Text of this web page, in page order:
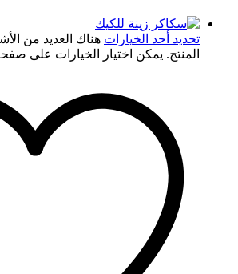
تحديد أحد الخيارات هناك العديد من
المنتج. يمكن اختيار الخيارات على